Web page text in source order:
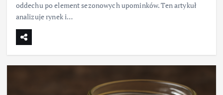
oddechu po element sezonowych upominków. Ten artykuł
analizuje rynek i…